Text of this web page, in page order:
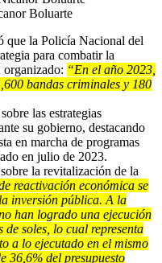
Boluarte
que la Policía Nacional del
para combatir la
“En el año 2023,
bandas criminales y 180
las estrategias
su gobierno, destacando
en marcha de programas
en julio de 2023.
la revitalización de la
reactivación económica se
inversión pública. A la
han logrado una ejecución
soles, lo cual representa
a lo ejecutado en el mismo
36,6% del presupuesto